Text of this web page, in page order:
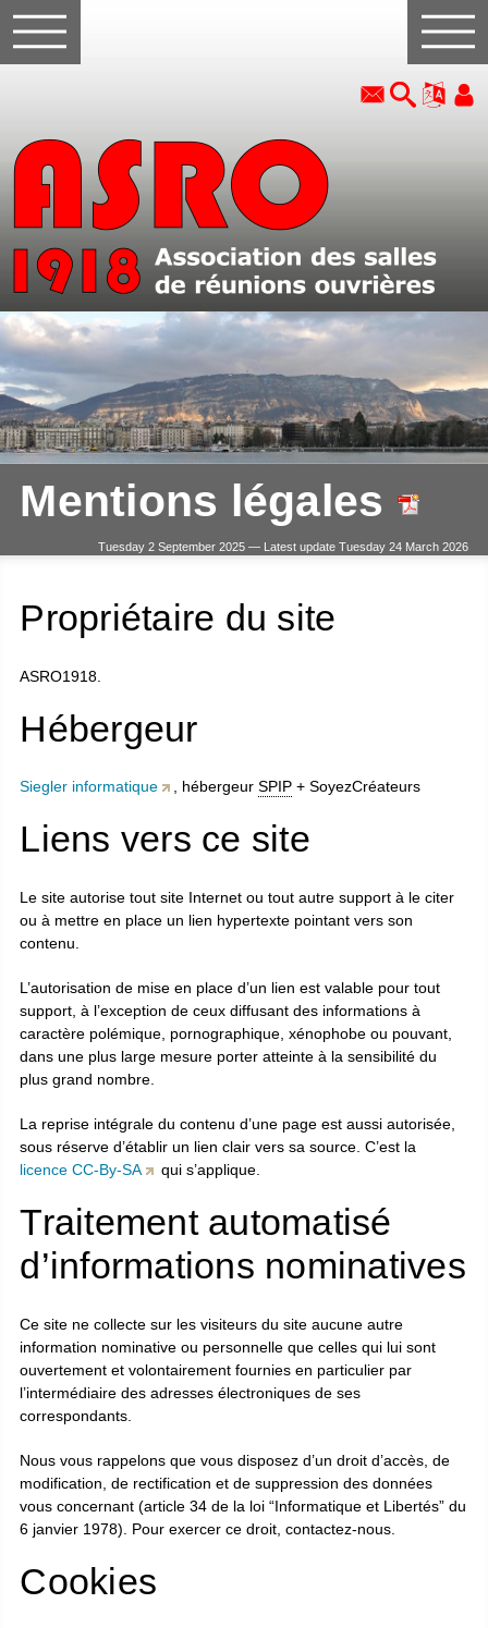
Mentions légales
Tuesday 2 September 2025 — Latest update Tuesday 24 March 2026
Propriétaire du site
ASRO1918.
Hébergeur
Siegler informatique , hébergeurSPIP + SoyezCréateurs
Liens vers ce site
Le site autorise tout site Internet ou tout autre support à le citer
ou à mettre en place un lien hypertexte pointant vers son
contenu.
L’autorisation de mise en place d’un lien est valable pour tout
support, à l’exception de ceux diffusant des informations à
caractère polémique, pornographique, xénophobe ou pouvant,
dans une plus large mesure porter atteinte à la sensibilité du
plus grand nombre.
La reprise intégrale du contenu d’une page est aussi autorisée,
sous réserve d’établir un lien clair vers sa source. C’est la
licence CC-By-SA
qui s’applique.
Traitement automatisé
d’informations nominatives
Ce site ne collecte sur les visiteurs du site aucune autre
information nominative ou personnelle que celles qui lui sont
ouvertement et volontairement fournies en particulier par
l’intermédiaire des adresses électroniques de ses
correspondants.
Nous vous rappelons que vous disposez d’un droit d’accès, de
modification, de rectification et de suppression des données
vous concernant (article 34 de la loi “Informatique et Libertés” du
6 janvier 1978). Pour exercer ce droit, contactez-nous.
Cookies